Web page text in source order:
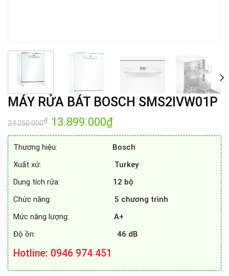
MÁY RỬA BÁT BOSCH SMS2IVW01P
24.250.000₫ Giá
gốc
là:
13.899.000₫Giá
tại
13.899.000₫.
Thương hiệu:
Bosch
Xuất xứ: Turkey
Dung tích rửa: 12 bộ
Chức năng: 5 chương trình
Mức năng lượng: A+
Độ ồn: 46 dB
Hotline: 0946 974 451